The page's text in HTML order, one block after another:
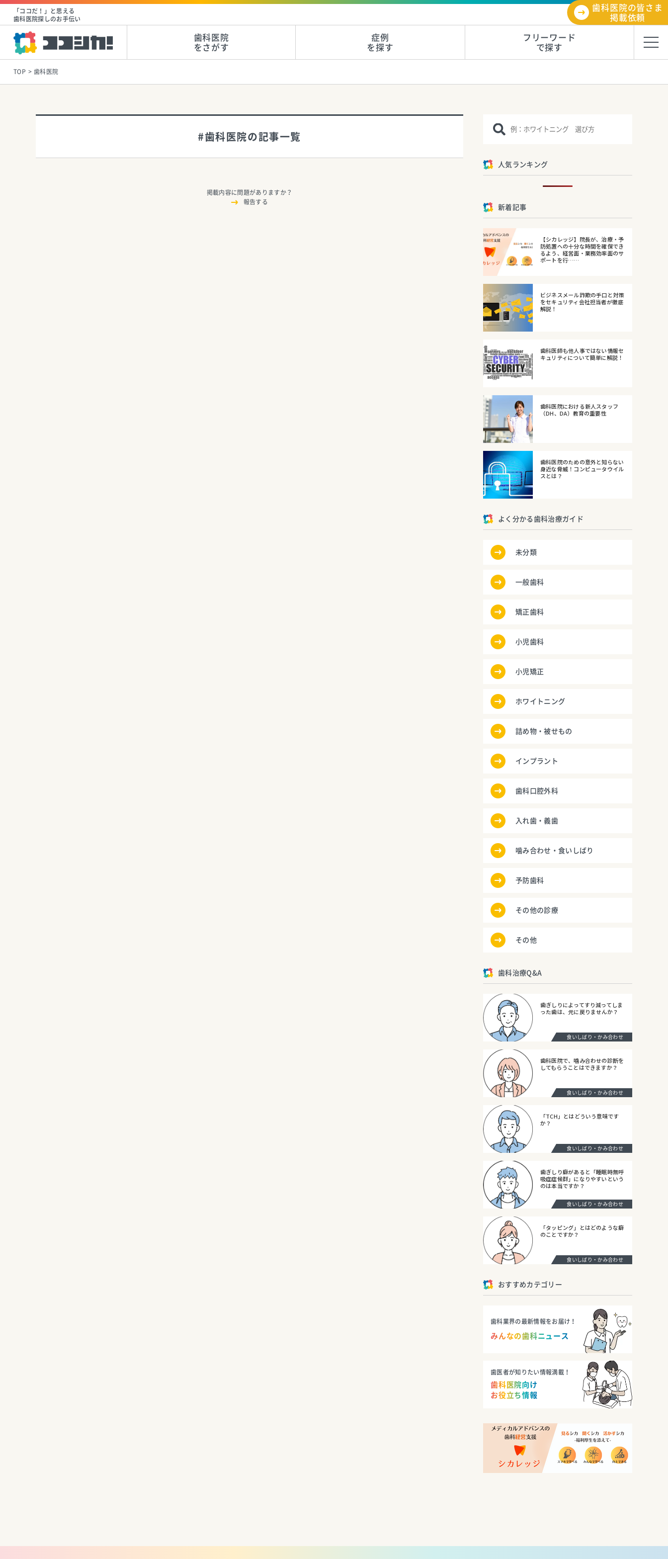
「ココだ！」と思える
歯科医院探しのお手伝い
歯科医院の皆さま
掲載依頼
歯科医院
をさがす
症例
を探す
フリーワード
で探す
TOP 歯科医院
#歯科医院の記事一覧
掲載内容に問題がありますか？
報告する
人気ランキング
新着記事
【シカレッジ】院長が、治療・予
防処置への十分な時間を確保でき
るよう、経営面・業務効率面のサ
ポートを行……
ビジネスメール詐欺の手口と対策
をセキュリティ会社担当者が徹底
解説！
歯科医師も他人事ではない情報セ
キュリティについて簡単に解説！
歯科医院における新人スタッフ
（DH、DA）教育の重要性
歯科医院のための意外と知らない
身近な脅威！コンピュータウイル
スとは？
よく分かる歯科治療ガイド
未分類
一般歯科
矯正歯科
小児歯科
小児矯正
ホワイトニング
詰め物・被せもの
インプラント
歯科口腔外科
入れ歯・義歯
噛み合わせ・食いしばり
予防歯科
その他の診療
その他
歯科治療Q&A
歯ぎしりによってすり減ってしま
った歯は、元に戻りませんか？
食いしばり・かみ合わせ
歯科医院で、噛み合わせの診断を
してもらうことはできますか？
食いしばり・かみ合わせ
「TCH」とはどういう意味です
か？
食いしばり・かみ合わせ
歯ぎしり癖があると「睡眠時無呼
吸症症候群」になりやすいという
のは本当ですか？
食いしばり・かみ合わせ
「タッピング」とはどのような癖
のことですか？
食いしばり・かみ合わせ
おすすめカテゴリー
歯科業界の最新情報をお届け！
みんなの歯科ニュース
歯医者が知りたい情報満載！
歯科医院向け
お役立ち情報